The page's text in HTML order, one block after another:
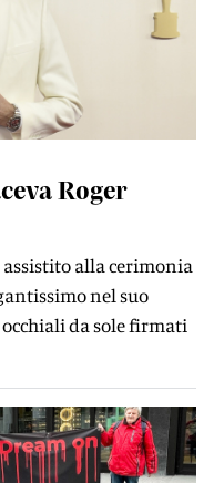
Roger
alla cerimonia
nel suo
da sole firmati